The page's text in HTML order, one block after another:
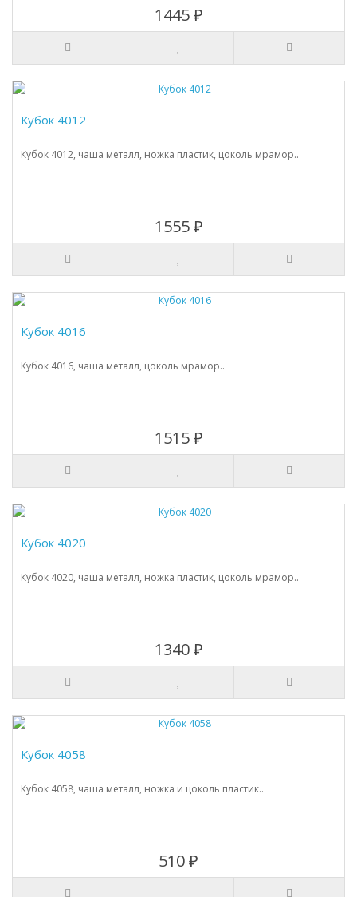
1445 ₽
Кубок 4012
Кубок 4012, чаша металл, ножка пластик, цоколь мрамор..
1555 ₽
Кубок 4016
Кубок 4016, чаша металл, цоколь мрамор..
1515 ₽
Кубок 4020
Кубок 4020, чаша металл, ножка пластик, цоколь мрамор..
1340 ₽
Кубок 4058
Кубок 4058, чаша металл, ножка и цоколь пластик..
510 ₽